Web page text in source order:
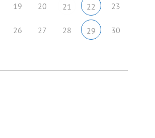
19 20 21 22 23
26 27 28 29 30